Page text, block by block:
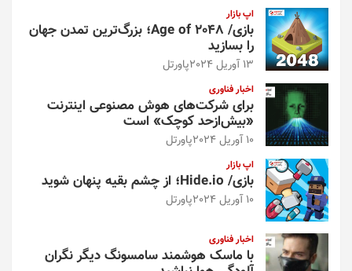
اپ بازار
بازی/ Age of 2048؛ بزرگ‌ترین تمدن جهان
را بسازید
13 آوریل 2024 پاورتل
اخبار فناوری
برای شرکت‌های هوش مصنوعی اینترنت
«بیش‌از‌حد کوچک» است
10 آوریل 2024 پاورتل
اپ بازار
بازی/ Hide.io؛ از چشم بقیه پنهان شوید
10 آوریل 2024 پاورتل
اخبار فناوری
با ماسک هوشمند سامسونگ دیگر نگران